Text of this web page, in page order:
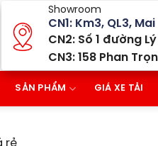
Showroom
CN1: Km3, QL3,
CN2: Số 1 đường
CN3: 158 Phan
SẢN PHẨM GIÁ XE TẢI
rẻ